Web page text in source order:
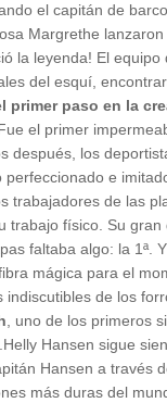
el capitán de
Margrethe
la leyenda! El
del esquí,
primer paso en la
el primer
después, los
perfeccionado e
trabajadores de las
trabajo físico. Su
faltaba algo: la 1ª.
mágica para el
de los
, uno de los primeros
Hansen sigue
Hansen a través
más duras del